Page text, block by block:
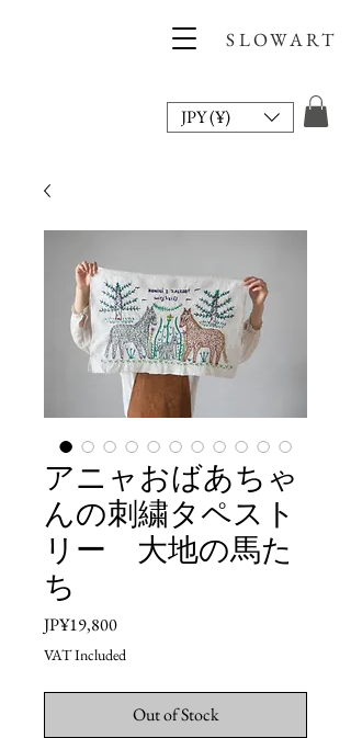
SLOWART
JPY (¥)
アニャおばあちゃ
んの刺繍タペスト
リー 大地の馬た
ち
JP¥19,800Price
VAT Included
Out of Stock